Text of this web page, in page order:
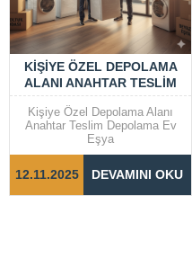
KIŞIYE ÖZEL DEPOLAMA
ALANI ANAHTAR TESLIM
DEPOLAMA EV EŞYA
Kişiye Özel Depolama Alanı
Anahtar Teslim Depolama Ev
Eşya
12.11.2025 DEVAMINI OKU